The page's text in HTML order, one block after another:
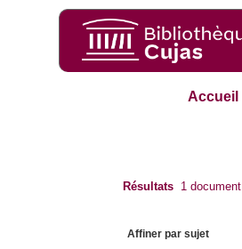
Accueil
Résultats 1 document
Affiner par sujet